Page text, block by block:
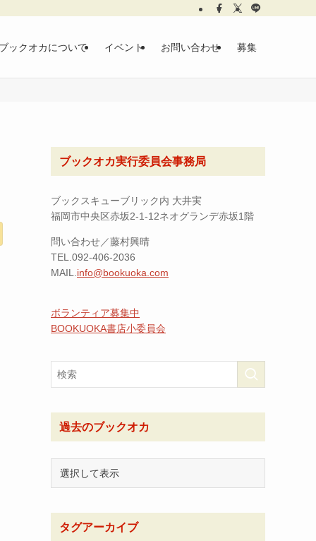
ックオカについて イベント お問い合わせ 募集
ブックオカ実行委員会事務局
ブックスキューブリック内 大井実
福岡市中央区赤坂2-1-12ネオグランデ赤坂1階
問い合わせ／藤村興晴
TEL.092-406-2036
MAIL. info@bookuoka.com
ボランティア募集中
BOOKUOKA書店小委員会
過去のブックオカ
タグアーカイブ